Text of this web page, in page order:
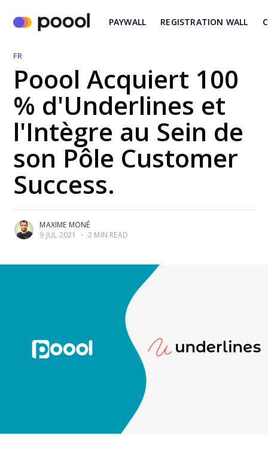
PAYWALL REGISTRATION WALL
FR
Poool Acquiert 100
% d'Underlines et
l'Intègre au Sein de
son Pôle Customer
Success.
MAXIME MONÉ
9 JUL 2021
• 2 MIN READ